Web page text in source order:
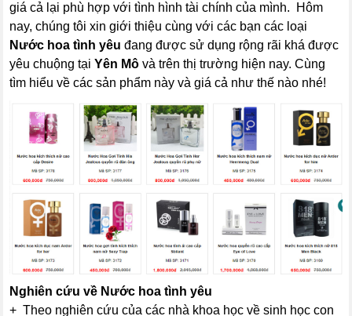
giá cả lại phù hợp với tình hình tài chính của mình. Hôm
nay, chúng tôi xin giới thiệu cùng với các bạn các loại
Nước hoa tình yêu đang được sử dụng rộng rãi khá được
yêu chuộng tạiYên Mô và trên thị trường hiện nay. Cùng
tìm hiểu về các sản phẩm này và giá cả như thế nào nhé!
Nghiên cứu về Nước hoa tình yêu
+ Theo nghiên cứu của các nhà khoa học về sinh học con